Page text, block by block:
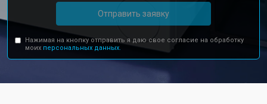
Отправить заявку
Нажимая на кнопку отправить я даю свое согласие на обработку
моих персональных данных.